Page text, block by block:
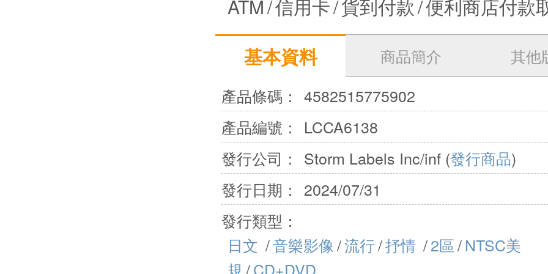
ATM/信用卡/貨到付款/便利商店付款
基本資料
商品簡介
其他
產品條碼： 4582515775902
產品編號：
LCCA6138
發行公司：
Storm Labels Inc/inf (發行商品)
發行日期：
2024/07/31
發行類型：
日文 /音樂影像/流行/抒情 /2區/NTSC美
規 /CD+DVD